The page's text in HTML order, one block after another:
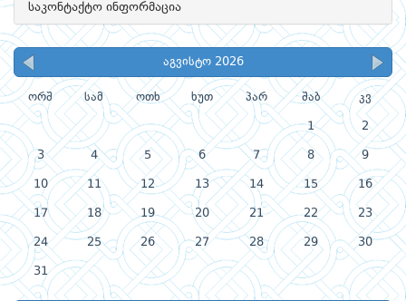
საკონტაქტო ინფორმაცია
აგვისტო 2026
ორშ სამ ოთხ ხუთ პარ შაბ კვ
1 2
3 4 5 6 7 8 9
10 11 12 13 14 15 16
17 18 19 20 21 22 23
24 25 26 27 28 29 30
31